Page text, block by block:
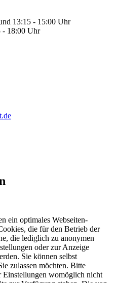
13:15 - 15:00 Uhr
- 18:00 Uhr
ein optimales Webseiten-
die für den Betrieb der
die lediglich zu anonymen
oder zur Anzeige
Sie können selbst
zulassen möchten. Bitte
Einstellungen womöglich nicht